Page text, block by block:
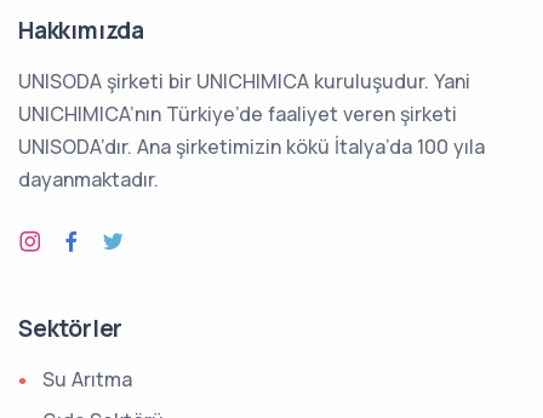
Hakkımızda
UNISODA şirketi bir UNICHIMICA kuruluşudur. Yani
UNICHIMICA’nın Türkiye’de faaliyet veren şirketi
UNISODA’dır. Ana şirketimizin kökü İtalya’da 100 yıla
dayanmaktadır.
Sektörler
Su Arıtma